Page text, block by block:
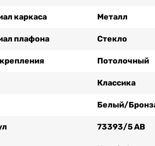
каркаса Металл
плафона Стекло
Потолочный
Классика
Белый/
73393/5 AB